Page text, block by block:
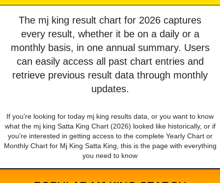
The mj king result chart for 2026 captures
every result, whether it be on a daily or a
monthly basis, in one annual summary. Users
can easily access all past chart entries and
retrieve previous result data through monthly
updates.
If you're looking for today mj king results data, or you want to know
what the mj king Satta King Chart (2026) looked like historically, or if
you're interested in getting access to the complete Yearly Chart or
Monthly Chart for Mj King Satta King, this is the page with everything
you need to know